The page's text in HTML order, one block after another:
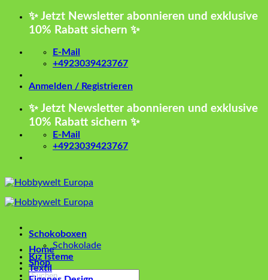
Zum
✨ Jetzt Newsletter abonnieren und exklusive
10% Rabatt sichern ✨
E-Mail
+4923039423767
Anmelden / Registrieren
✨ Jetzt Newsletter abonnieren und exklusive
10% Rabatt sichern ✨
E-Mail
+4923039423767
Home
Shop
Suchen
Schokoboxen
Schokolade
Kız İsteme
Textil